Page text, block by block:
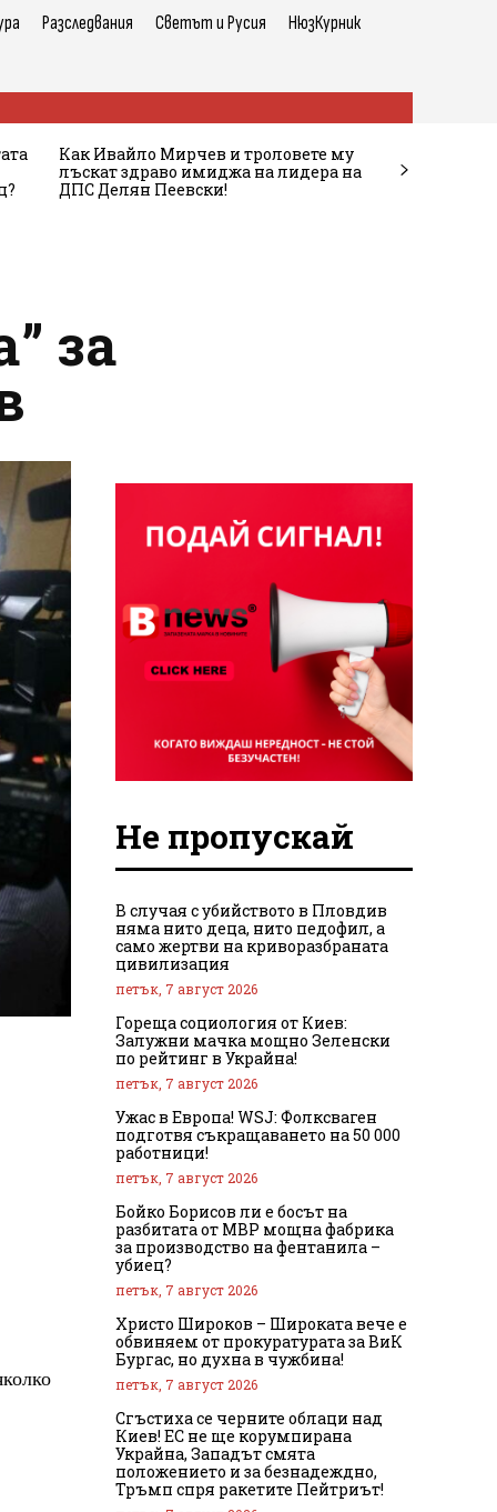
Разследвания Светът и Русия НюзКурник
Как Ивайло Мирчев и троловете му
лъскат здраво имиджа на лидера на
ДПС Делян Пеевски!
за
Не пропускай
В случая с убийството в Пловдив
няма нито деца, нито педофил, а
само жертви на криворазбраната
цивилизация
петък, 7 август 2026
Гореща социология от Киев:
Залужни мачка мощно Зеленски
по рейтинг в Украйна!
петък, 7 август 2026
Ужас в Европа! WSJ: Фолксваген
подготвя съкращаването на 50 000
работници!
петък, 7 август 2026
Бойко Борисов ли е босът на
разбитата от МВР мощна фабрика
за производство на фентанила –
убиец?
петък, 7 август 2026
Христо Широков – Широката вече е
обвиняем от прокуратурата за ВиК
Бургас, но духна в чужбина!
петък, 7 август 2026
Сгъстиха се черните облаци над
Киев! ЕС не ще корумпирана
Украйна, Западът смята
положението и за безнадеждно,
Тръмп спря ракетите Пейтриът!